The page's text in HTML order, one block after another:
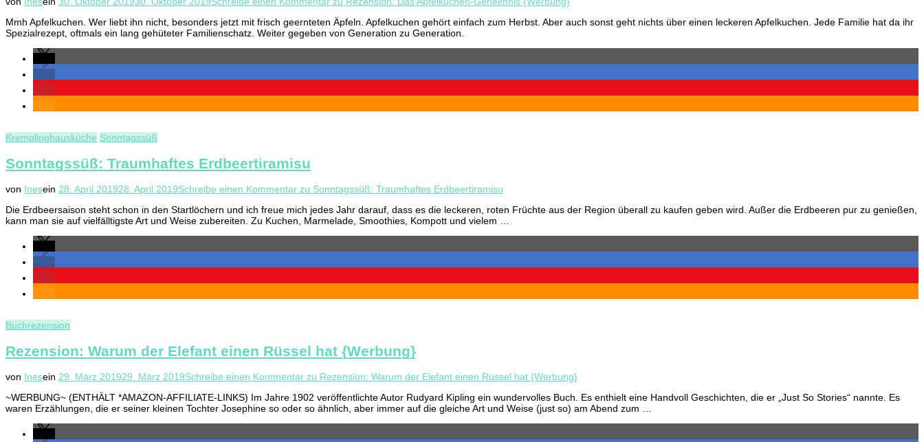
Mmh Apfelkuchen. Wer liebt ihn nicht, besonders jetzt mit frisch geernteten Äpfeln. Apfelkuchen gehört einfach zum Herbst. Aber auch sonst geht nichts über einen leckeren Apfelkuchen. Jede Familie hat da ihr
Spezialrezept, oftmals ein lang gehüteter Familienschatz. Weiter gegeben von Generation zu Generation.
Kremplinghausküche Sonntagssüß
Sonntagssüß: Traumhaftes Erdbeertiramisu
von Inesein 28. April 201928. April 2019Schreibe einen Kommentar zu Sonntagssüß: Traumhaftes Erdbeertiramisu
Die Erdbeersaison steht schon in den Startlöchern und ich freue mich jedes Jahr darauf, dass es die leckeren, roten Früchte aus der Region überall zu kaufen geben wird. Außer die Erdbeeren pur zu genießen,
kann man sie auf vielfälltigste Art und Weise zubereiten. Zu Kuchen, Marmelade, Smoothies, Kompott und vielem …
Buchrezension
Rezension: Warum der Elefant einen Rüssel hat {Werbung}
von Inesein 29. März 201929. März 2019Schreibe einen Kommentar zu Rezension: Warum der Elefant einen Rüssel hat {Werbung}
~WERBUNG~ (ENTHÄLT *AMAZON-AFFILIATE-LINKS) Im Jahre 1902 veröffentlichte Autor Rudyard Kipling ein wundervolles Buch. Es enthielt eine Handvoll Geschichten, die er „Just So Stories“ nannte. Es
waren Erzählungen, die er seiner kleinen Tochter Josephine so oder so ähnlich, aber immer auf die gleiche Art und Weise (just so) am Abend zum …